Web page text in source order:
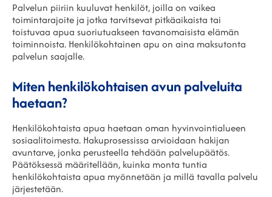
Palvelun piiriin kuuluvat henkilöt, joilla on vaikea
toimintarajoite ja jotka tarvitsevat pitkäaikaista tai
toistuvaa apua suoriutuakseen tavanomaisista elämän
toiminnoista. Henkilökohtainen apu on aina maksutonta
palvelun saajalle.
Miten henkilökohtaisen avun palveluita
haetaan?
Henkilökohtaista apua haetaan oman hyvinvointialueen
sosiaalitoimesta. Hakuprosessissa arvioidaan hakijan
avuntarve, jonka perusteella tehdään palvelupäätös.
Päätöksessä määritellään, kuinka monta tuntia
henkilökohtaista apua myönnetään ja millä tavalla palvelu
järjestetään.